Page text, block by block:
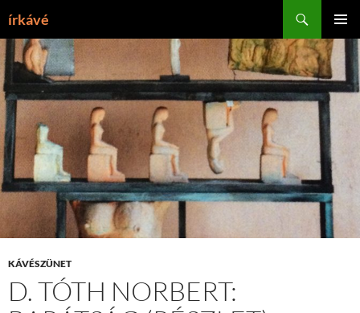
írkávé
MENÜ
KÁVÉSZÜNET
D. TÓTH NORBERT: